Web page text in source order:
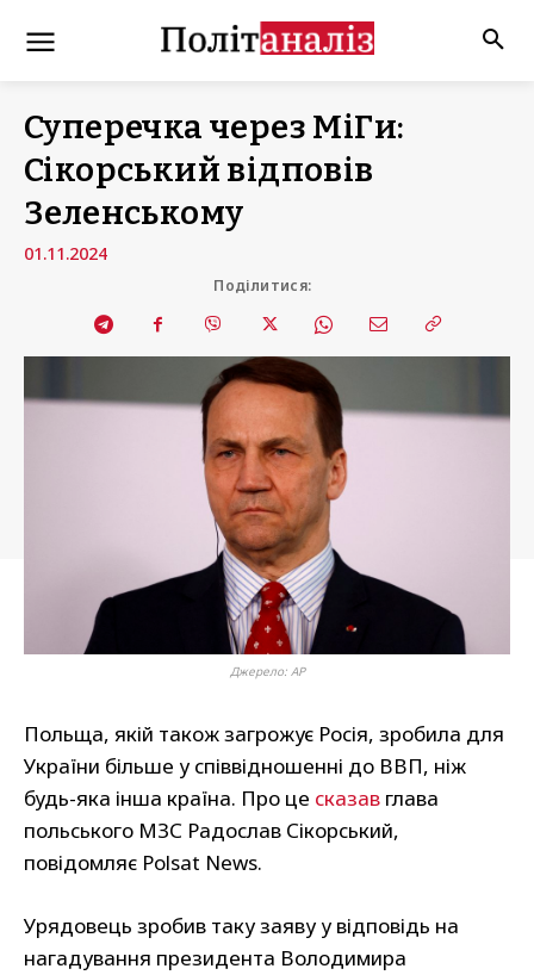
Суперечка через МіГи:
Сікорський відповів
Зеленському
01.11.2024
Поділитися:
Джерело: AP
Польща, якій також загрожує Росія, зробила для
України більше у співвідношенні до ВВП, ніж
будь-яка інша країна. Про це сказав глава
польського МЗС Радослав Сікорський,
повідомляє Polsat News.
Урядовець зробив таку заяву у відповідь на
нагадування президента Володимира